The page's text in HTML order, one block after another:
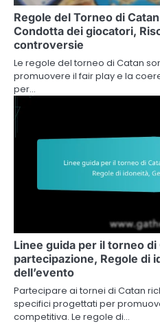
Regole del Torneo di
Condotta dei giocatori,
controversie
Le regole del torneo di Catan
promuovere il fair play e la
per…
Linee guida per il torneo
partecipazione, Regole di
dell’evento
Partecipare ai tornei di Catan
specifici progettati per
competitiva. Le regole di…